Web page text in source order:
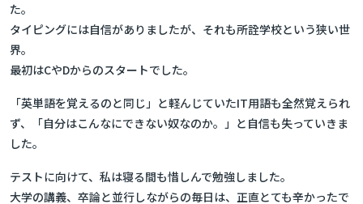
た。
タイピングには自信がありましたが、それも所詮学校という狭い世
界。
最初はCやDからのスタートでした。
「英単語を覚えるのと同じ」と軽んじていたIT用語も全然覚えられ
ず、「自分はこんなにできない奴なのか。」と自信も失っていきま
した。
テストに向けて、私は寝る間も惜しんで勉強しました。
大学の講義、卒論と並行しながらの毎日は、正直とても辛かったで